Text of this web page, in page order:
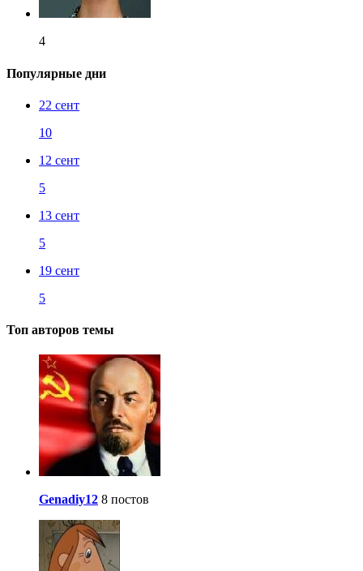
4
Популярные дни
22 сент
10
12 сент
5
13 сент
5
19 сент
5
Топ авторов темы
Genadiy12 8 постов